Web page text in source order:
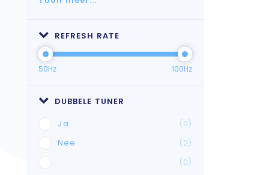
REFRESH RATE
50Hz 100Hz
DUBBELE TUNER
Ja
(0)
Nee
(2)
(0)